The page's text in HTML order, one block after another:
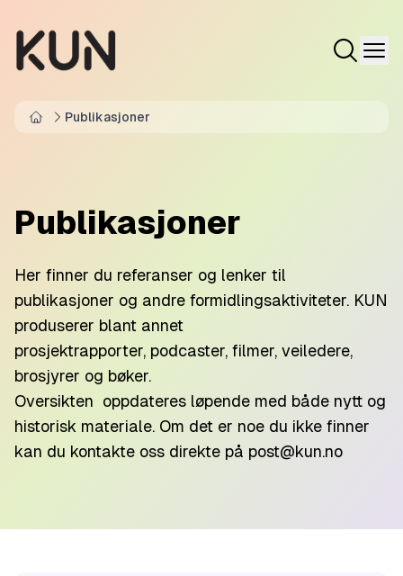
Publikasjoner
Publikasjoner
Her finner du referanser og lenker til
publikasjoner og andre formidlingsaktiviteter. KUN
produserer blant annet
prosjektrapporter, podcaster, filmer, veiledere,
brosjyrer og bøker.
Oversikten oppdateres løpende med både nytt og
historisk materiale. Om det er noe du ikke finner
kan du kontakte oss direkte på post@kun.no